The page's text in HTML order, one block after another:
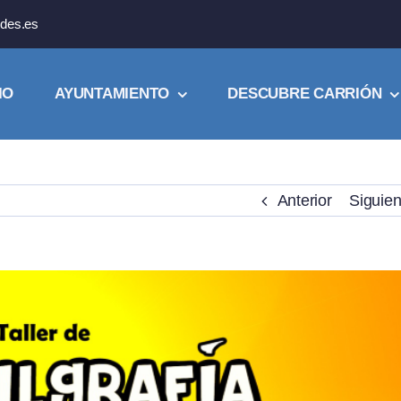
AYUNTAMIENTO DESCUBRE CARRIÓN
Anterior